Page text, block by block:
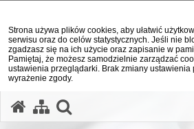
Strona używa plików cookies, aby ułatwić
serwisu oraz do celów statystycznych. Jeśli nie
zgadzasz się na ich użycie oraz zapisanie w
Pamiętaj, że możesz samodzielnie zarządzać
ustawienia przeglądarki. Brak zmiany ustawienia
wyrażenie zgody.